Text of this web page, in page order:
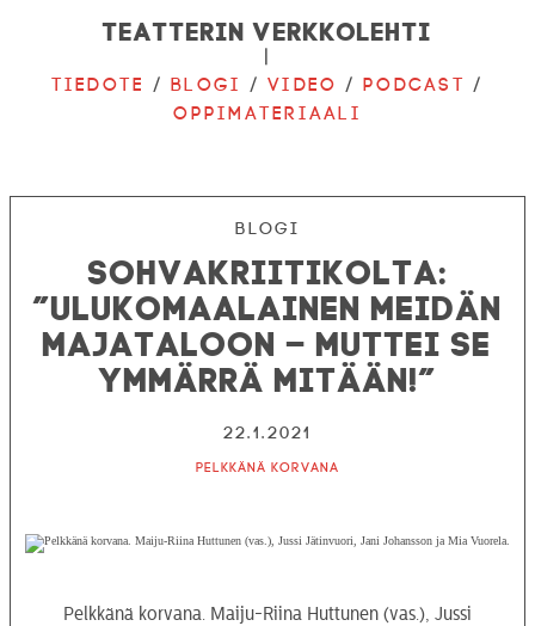
Teatterin verkkolehti
|
Tiedote /Blogi /Video /Podcast /
Oppimateriaali
Blogi
Sohvakriitikolta:
”Ulukomaalainen meidän
majataloon – muttei se
ymmärrä mitään!”
22.1.2021
Pelkkänä korvana
Pelkkänä korvana. Maiju-Riina Huttunen (vas.), Jussi